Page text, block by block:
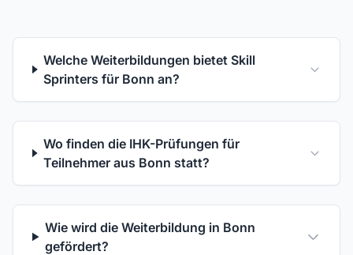
Welche Weiterbildungen bietet Skill
Sprinters für Bonn an?
Wo finden die IHK-Prüfungen für
Teilnehmer aus Bonn statt?
Wie wird die Weiterbildung in Bonn
gefördert?